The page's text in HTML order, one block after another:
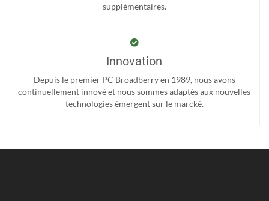
supplémentaires.
Innovation
Depuis le premier PC Broadberry en 1989, nous avons
continuellement innové et nous sommes adaptés aux nouvelles
technologies émergent sur le marcké.